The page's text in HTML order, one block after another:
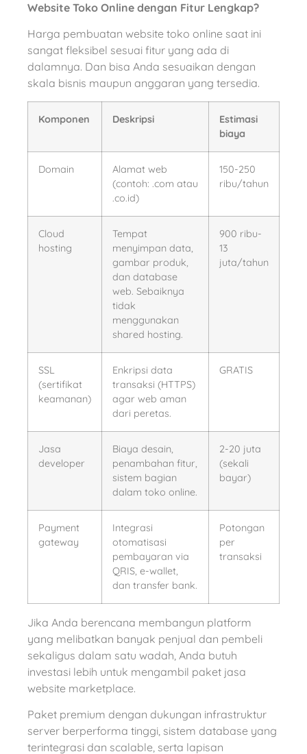
Website Toko Online dengan Fitur Lengkap?
Harga pembuatan website toko online saat ini
sangat fleksibel sesuai fitur yang ada di
dalamnya. Dan bisa Anda sesuaikan dengan
skala bisnis maupun anggaran yang tersedia.
Komponen Deskripsi
Estimasi
biaya
Domain
Alamat web
(contoh: .com atau
.co.id)
150-250
ribu/tahun
Cloud
hosting
Tempat
menyimpan data,
gambar produk,
dan database
web. Sebaiknya
tidak
menggunakan
shared hosting.
900 ribu-
13
juta/tahun
SSL
(sertifikat
keamanan)
Enkripsi data
transaksi (HTTPS)
agar web aman
dari peretas.
GRATIS
Jasa
developer
Biaya desain,
penambahan fitur,
sistem bagian
dalam toko online.
2-20 juta
(sekali
bayar)
Payment
gateway
Integrasi
otomatisasi
pembayaran via
QRIS, e-wallet,
dan transfer bank.
Potongan
per
transaksi
Jika Anda berencana membangun platform
yang melibatkan banyak penjual dan pembeli
sekaligus dalam satu wadah, Anda butuh
investasi lebih untuk mengambil paket jasa
website marketplace.
Paket premium dengan dukungan infrastruktur
server berperforma tinggi, sistem database yang
terintegrasi dan scalable, serta lapisan